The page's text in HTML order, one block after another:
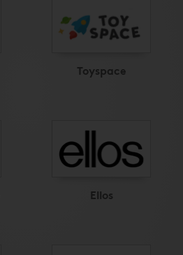
Toyspace
Ellos